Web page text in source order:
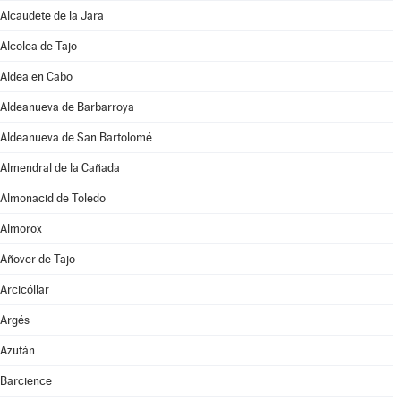
Alcaudete de la Jara
Alcolea de Tajo
Aldea en Cabo
Aldeanueva de Barbarroya
Aldeanueva de San Bartolomé
Almendral de la Cañada
Almonacid de Toledo
Almorox
Añover de Tajo
Arcicóllar
Argés
Azután
Barcience